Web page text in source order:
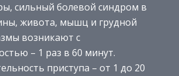
сильный болевой синдром в
живота, мышц и грудной
возникают с
– 1 раз в 60 минут.
приступа – от 1 до 20